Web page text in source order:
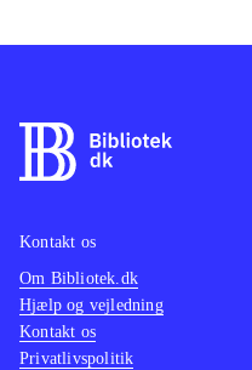
Kontakt os
Om Bibliotek.dk
Hjælp og vejledning
Kontakt os
Privatlivspolitik